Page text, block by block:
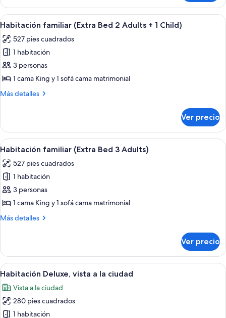
familiar
Abrir
todas
las
fotos
de
Habitación
familiar
2
Adults
+
1
Child)
Minibar, caja de seguridad en la
16
Habitación familiar (Extra Bed 2 Adults + 1 Child)
527 pies cuadrados
1 habitación
3 personas
1 cama King y 1 sofá cama matrimonial
Más detalles
Más
familiar
(Extra
Bed
Adults
+
Child)
Ver precio
Abrir
todas
las
fotos
de
Habitación
familiar
3
Adults)
Minibar, caja de seguridad en la
16
Habitación familiar (Extra Bed 3 Adults)
527 pies cuadrados
1 habitación
3 personas
1 cama King y 1 sofá cama matrimonial
Más detalles
Más
familiar
(Extra
Bed
Adults)
Ver precio
Abrir
todas
las
fotos
de
Un moderno cuarto de hotel con
13
Habitación Deluxe, vista a la ciudad
Vista a la ciudad
280 pies cuadrados
1 habitación